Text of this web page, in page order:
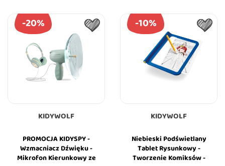
KIDYWOLF
PROMOCJA KIDYSPY -
Wzmacniacz Dźwięku -
Mikrofon Kierunkowy ze
-20%
KIDYWOLF
Niebieski Podświetlany
Tablet Rysunkowy -
Tworzenie Komiksów -
-10%